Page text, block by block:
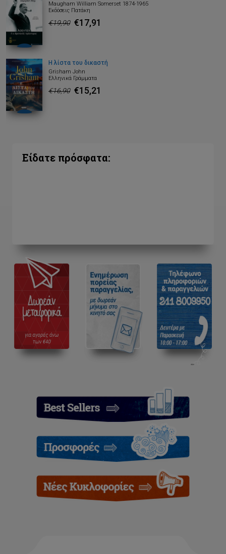
Maugham William Somerset 1874-1965
Εκδόσεις Πατάκη
€19,90 €17,91
Η λίστα του δικαστή
Grisham John
Ελληνικά Γράμματα
€16,90 €15,21
Είδατε πρόσφατα: